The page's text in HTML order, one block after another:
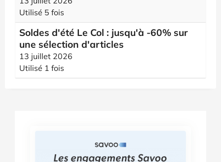
Utilisé 5 fois
Soldes d'été Le Col : jusqu'à -60% sur
une sélection d'articles
13 juillet 2026
Utilisé 1 fois